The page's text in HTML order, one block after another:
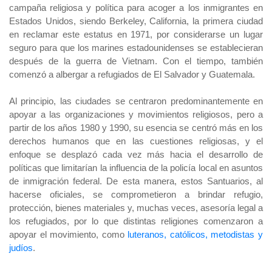
campaña religiosa y política para acoger a los inmigrantes en
Estados Unidos, siendo Berkeley, California, la primera ciudad
en reclamar este estatus en 1971, por considerarse un lugar
seguro para que los marines estadounidenses se establecieran
después de la guerra de Vietnam. Con el tiempo, también
comenzó a albergar a refugiados de El Salvador y Guatemala.
Al principio, las ciudades se centraron predominantemente en
apoyar a las organizaciones y movimientos religiosos, pero a
partir de los años 1980 y 1990, su esencia se centró más en los
derechos humanos que en las cuestiones religiosas, y el
enfoque se desplazó cada vez más hacia el desarrollo de
políticas que limitarían la influencia de la policía local en asuntos
de inmigración federal. De esta manera, estos Santuarios, al
hacerse oficiales, se comprometieron a brindar refugio,
protección, bienes materiales y, muchas veces, asesoría legal a
los refugiados, por lo que distintas religiones comenzaron a
apoyar el movimiento, como luteranos, católicos, metodistas y
judíos.